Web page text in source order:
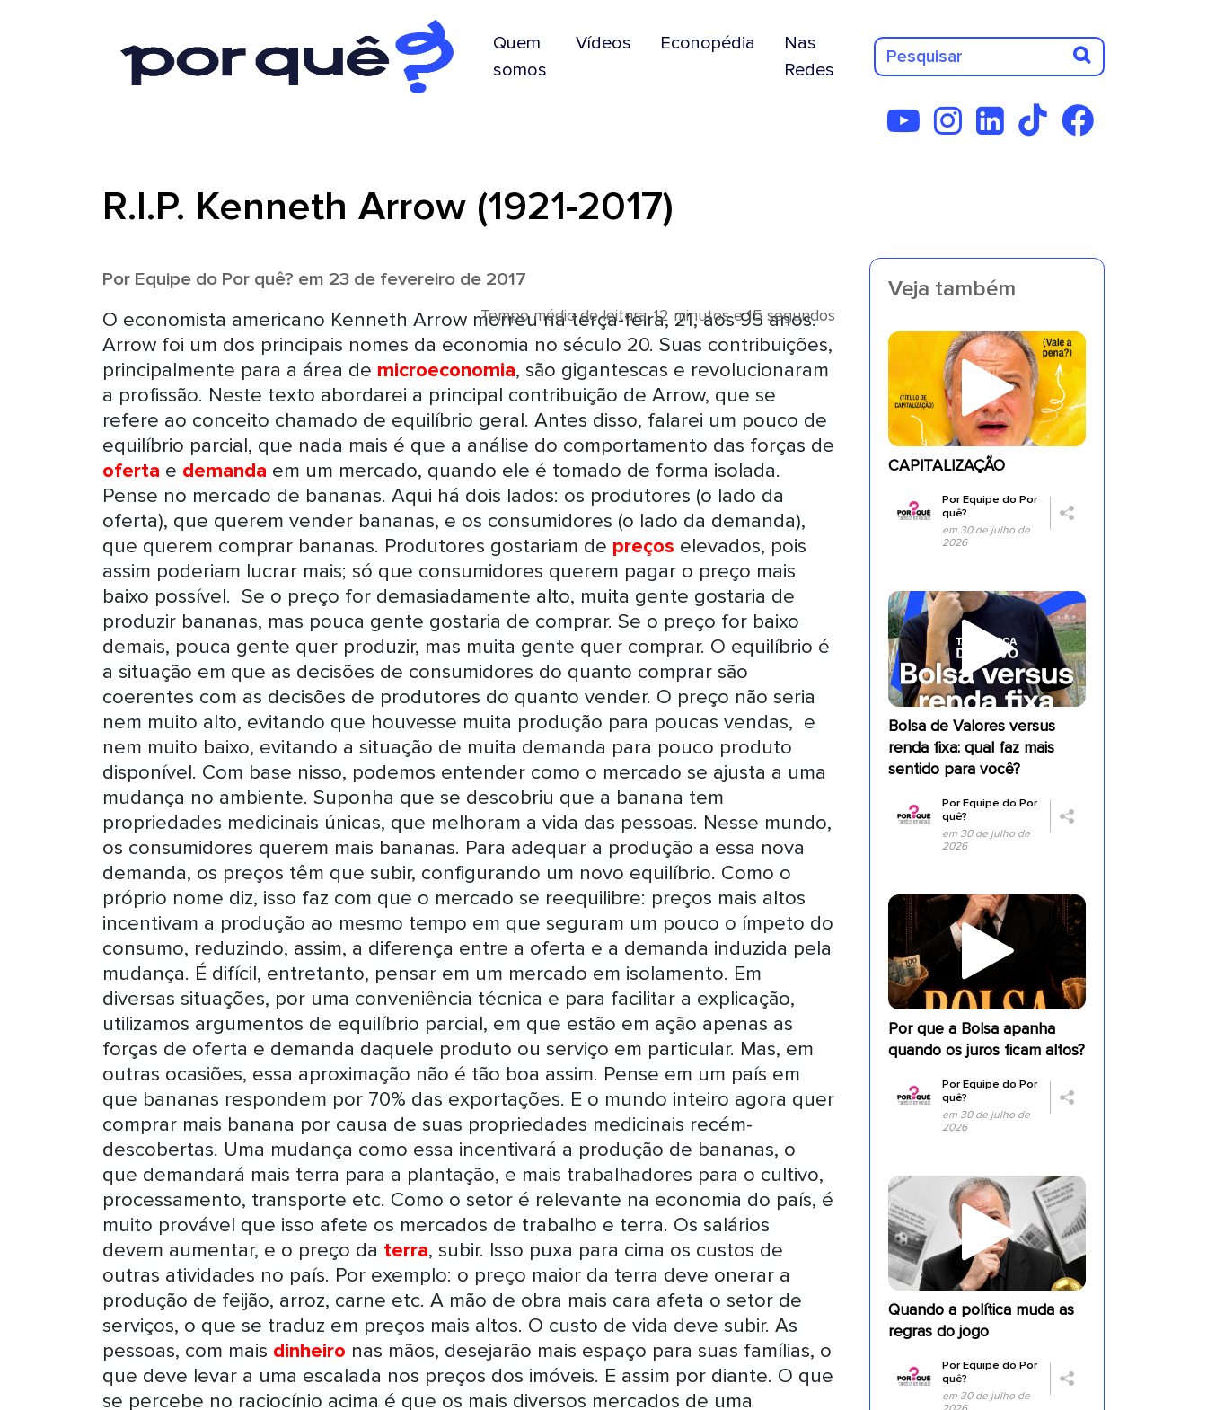
Quem
somos
Vídeos Econopédia
Nas
Redes
R.I.P. Kenneth Arrow (1921-2017)
Por Equipe do Por quê? em 23 de fevereiro de 2017
Tempo médio de leitura: 12 minutos e 15 segundos
O economista americano Kenneth Arrow morreu na terça-feira, 21, aos 95 anos.
Arrow foi um dos principais nomes da economia no século 20. Suas contribuições,
principalmente para a área de microeconomia, são gigantescas e revolucionaram
a profissão. Neste texto abordarei a principal contribuição de Arrow, que se
refere ao conceito chamado de equilíbrio geral. Antes disso, falarei um pouco de
equilíbrio parcial, que nada mais é que a análise do comportamento das forças de
oferta e demanda em um mercado, quando ele é tomado de forma isolada.
Pense no mercado de bananas. Aqui há dois lados: os produtores (o lado da
oferta), que querem vender bananas, e os consumidores (o lado da demanda),
que querem comprar bananas. Produtores gostariam de preços elevados, pois
assim poderiam lucrar mais; só que consumidores querem pagar o preço mais
baixo possível. Se o preço for demasiadamente alto, muita gente gostaria de
produzir bananas, mas pouca gente gostaria de comprar. Se o preço for baixo
demais, pouca gente quer produzir, mas muita gente quer comprar. O equilíbrio é
a situação em que as decisões de consumidores do quanto comprar são
coerentes com as decisões de produtores do quanto vender. O preço não seria
nem muito alto, evitando que houvesse muita produção para poucas vendas, e
nem muito baixo, evitando a situação de muita demanda para pouco produto
disponível. Com base nisso, podemos entender como o mercado se ajusta a uma
mudança no ambiente. Suponha que se descobriu que a banana tem
propriedades medicinais únicas, que melhoram a vida das pessoas. Nesse mundo,
os consumidores querem mais bananas. Para adequar a produção a essa nova
demanda, os preços têm que subir, configurando um novo equilíbrio. Como o
próprio nome diz, isso faz com que o mercado se reequilibre: preços mais altos
incentivam a produção ao mesmo tempo em que seguram um pouco o ímpeto do
consumo, reduzindo, assim, a diferença entre a oferta e a demanda induzida pela
mudança. É difícil, entretanto, pensar em um mercado em isolamento. Em
diversas situações, por uma conveniência técnica e para facilitar a explicação,
utilizamos argumentos de equilíbrio parcial, em que estão em ação apenas as
forças de oferta e demanda daquele produto ou serviço em particular. Mas, em
outras ocasiões, essa aproximação não é tão boa assim. Pense em um país em
que bananas respondem por 70% das exportações. E o mundo inteiro agora quer
comprar mais banana por causa de suas propriedades medicinais recém-
descobertas. Uma mudança como essa incentivará a produção de bananas, o
que demandará mais terra para a plantação, e mais trabalhadores para o cultivo,
processamento, transporte etc. Como o setor é relevante na economia do país, é
muito provável que isso afete os mercados de trabalho e terra. Os salários
devem aumentar, e o preço da terra, subir. Isso puxa para cima os custos de
outras atividades no país. Por exemplo: o preço maior da terra deve onerar a
produção de feijão, arroz, carne etc. A mão de obra mais cara afeta o setor de
serviços, o que se traduz em preços mais altos. O custo de vida deve subir. As
pessoas, com mais dinheiro nas mãos, desejarão mais espaço para suas famílias, o
que deve levar a uma escalada nos preços dos imóveis. E assim por diante. O que
se percebe no raciocínio acima é que os mais diversos mercados de uma
Veja também
CAPITALIZAÇÃO
PorEquipe do Por
quê?
em 30 de julho de
2026
Bolsa de Valores versus
renda fixa: qual faz mais
sentido para você?
PorEquipe do Por
quê?
em 30 de julho de
2026
Por que a Bolsa apanha
quando os juros ficam altos?
PorEquipe do Por
quê?
em 30 de julho de
2026
Quando a política muda as
regras do jogo
PorEquipe do Por
quê?
em 30 de julho de